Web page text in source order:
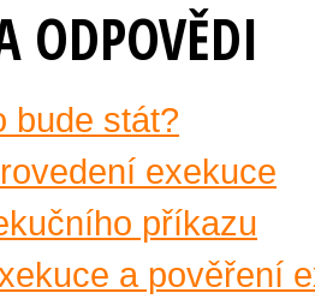
ODPOVĚDI
bude stát?
exekuce
příkazu
a pověření